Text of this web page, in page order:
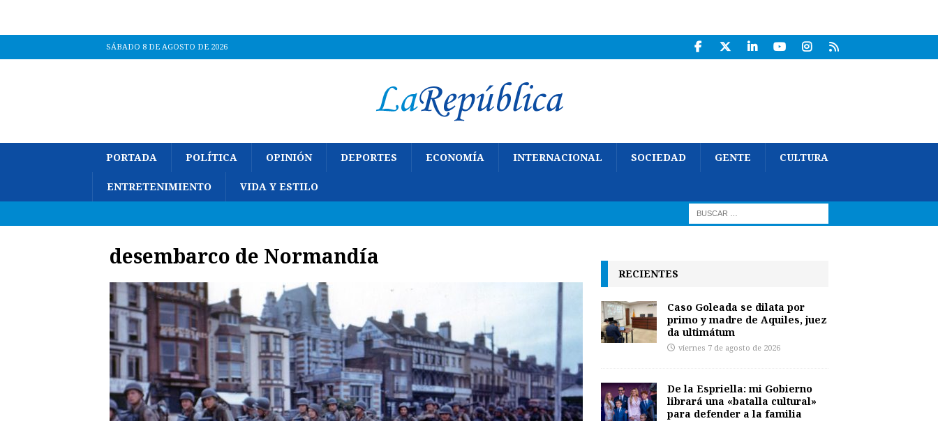
SÁBADO 8 DE AGOSTO DE 2026
PORTADA POLÍTICA OPINIÓN DEPORTES ECONOMÍA INTERNACIONAL SOCIEDAD GENTE CULTURA
ENTRETENIMIENTO VIDA Y ESTILO
desembarco de Normandía
RECIENTES
Caso Goleada se dilata por
primo y madre de Aquiles, juez
da ultimátum
viernes 7 de agosto de 2026
De la Espriella: mi Gobierno
librará una «batalla cultural»
para defender a la familia